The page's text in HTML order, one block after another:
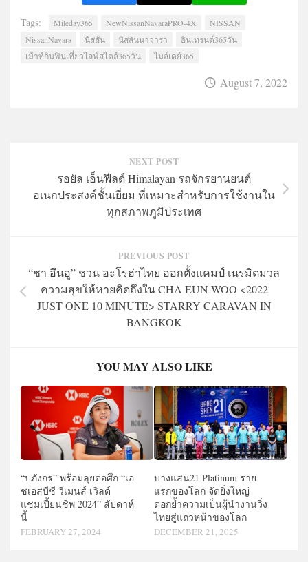
Tags: Mileday365 NewNissanNavaraPRO-4X
NISSAN
NissanNavara
นิสสัน นิสสันนาวารา
อินเทรนด์365วัน
เม้าท์กินฟินเที่ยวไลฟ์สไตล์365วัน
ไมล์เดย์365
August 7, 2022
NEXT POST
รอยัล เอ็นฟีลด์ Himalayan รถจักรยานยนต์
อเนกประสงค์ชั้นเยี่ยม ที่เหมาะสำหรับการใช้งานใน
ทุกสภาพภูมิประเทศ
PREVIOUS POST
“ชา อึนอู” ชวน อะโรฮ่าไทย ออกตั้งแคมป์ เนรมิตมวล
ความสุขให้หายคิดถึงใน CHA EUN-WOO <2022
JUST ONE 10 MINUTE> STARRY CARAVAN IN
BANGKOK
YOU MAY ALSO LIKE
“ปภังกร” พร้อมลุยต่อศึก “เอ
ชเอสบีซี วีเมนส์ เวิลด์
แชมเปี้ยนชิพ 2024” สัปดาห์
นี้
FEBRUARY 27, 2024
บางแสน21 Platinum ราย
แรกของโลก จัดยิ่งใหญ่
ตอกย้ำความเป็นผู้นำงานวิ่ง
ไทยสู่แถวหน้าของโลก
DECEMBER 21, 2025